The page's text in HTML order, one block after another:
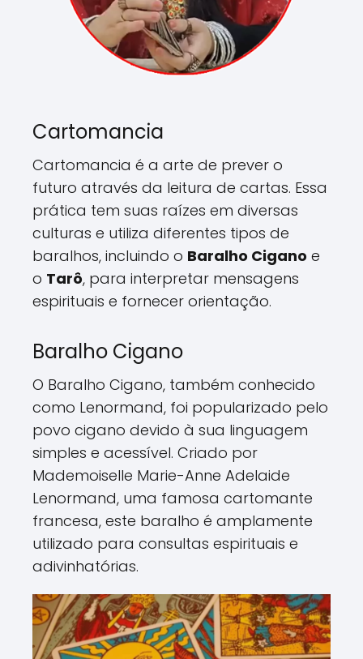
Cartomancia
Cartomancia é a arte de prever o
futuro através da leitura de cartas. Essa
prática tem suas raízes em diversas
culturas e utiliza diferentes tipos de
baralhos, incluindo o Baralho Cigano e
o Tarô, para interpretar mensagens
espirituais e fornecer orientação.
Baralho Cigano
O Baralho Cigano, também conhecido
como Lenormand, foi popularizado pelo
povo cigano devido à sua linguagem
simples e acessível. Criado por
Mademoiselle Marie-Anne Adelaide
Lenormand, uma famosa cartomante
francesa, este baralho é amplamente
utilizado para consultas espirituais e
adivinhatórias.